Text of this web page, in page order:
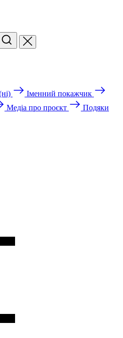
Іменний покажчик
Медіа про проєкт
Подяки